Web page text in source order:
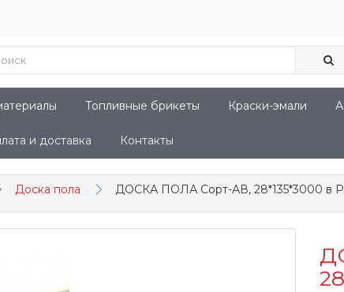
Топливные брикеты Краски-эмали
и доставка Контакты
Доска пола ДОСКА ПОЛА Сорт-АВ, 28*135*3000 в